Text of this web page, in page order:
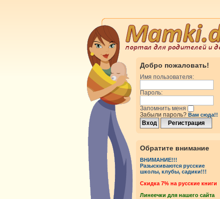
Добро пожаловать!
Имя пользователя:
Пароль:
Запомнить меня
Забыли пароль? Вам сюда!!
Обратите внимание
ВНИМАНИЕ!!!
Разыскиваются русские
школы, клубы, садики!!!
Cкидка 7% на русские книги
Линеечки для нашего сайта